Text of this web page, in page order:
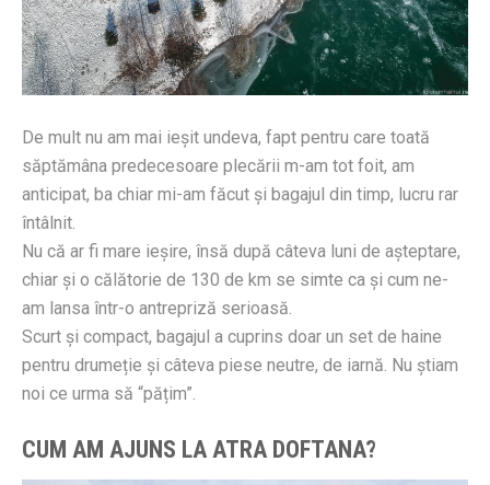
De mult nu am mai ieșit undeva, fapt pentru care toată
săptămâna predecesoare plecării m-am tot foit, am
anticipat, ba chiar mi-am făcut și bagajul din timp, lucru rar
întâlnit.
Nu că ar fi mare ieșire, însă după câteva luni de așteptare,
chiar și o călătorie de 130 de km se simte ca și cum ne-
am lansa într-o antrepriză serioasă.
Scurt și compact, bagajul a cuprins doar un set de haine
pentru drumeție și câteva piese neutre, de iarnă. Nu știam
noi ce urma să “pățim”.
CUM AM AJUNS LA ATRA DOFTANA?